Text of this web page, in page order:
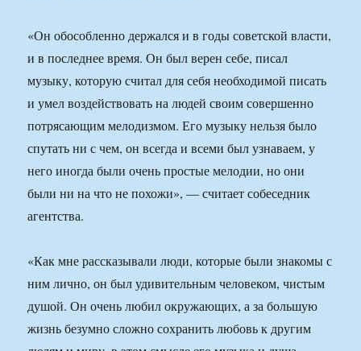
«Он обособленно держался и в годы советской власти,
и в последнее время. Он был верен себе, писал
музыку, которую считал для себя необходимой писать
и умел воздействовать на людей своим совершенно
потрясающим мелодизмом. Его музыку нельзя было
спутать ни с чем, он всегда и всеми был узнаваем, у
него иногда были очень простые мелодии, но они
были ни на что не похожи», — считает собеседник
агентства.
«Как мне рассказывали люди, которые были знакомы с
ним лично, он был удивительным человеком, чистым
душой. Он очень любил окружающих, а за большую
жизнь безумно сложно сохранить любовь к другим